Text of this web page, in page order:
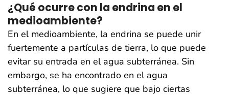
¿Qué ocurre con la endrina en el
medioambiente?
En el medioambiente, la endrina se puede unir
fuertemente a partículas de tierra, lo que puede
evitar su entrada en el agua subterránea. Sin
embargo, se ha encontrado en el agua
subterránea, lo que sugiere que bajo ciertas